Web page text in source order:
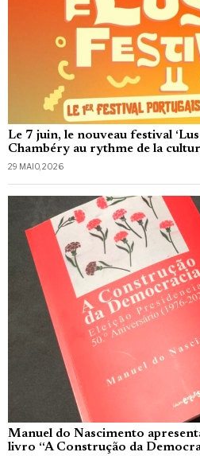
Le 7 juin, le nouveau festival
Chambéry au rythme de la
29 MAIO, 2026
Manuel do Nascimento
livro “A Construção da